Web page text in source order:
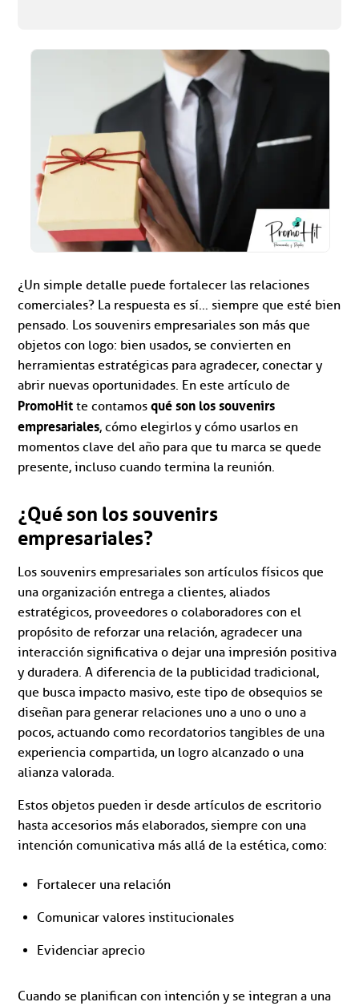
¿Un simple detalle puede fortalecer las relaciones
comerciales? La respuesta es sí… siempre que esté bien
pensado. Los souvenirs empresariales son más que
objetos con logo: bien usados, se convierten en
herramientas estratégicas para agradecer, conectar y
abrir nuevas oportunidades. En este artículo de
PromoHit te contamosqué son los souvenirs
empresariales, cómo elegirlos y cómo usarlos en
momentos clave del año para que tu marca se quede
presente, incluso cuando termina la reunión.
¿Qué son los souvenirs
empresariales?
Los souvenirs empresariales son artículos físicos que
una organización entrega a clientes, aliados
estratégicos, proveedores o colaboradores con el
propósito de reforzar una relación, agradecer una
interacción significativa o dejar una impresión positiva
y duradera. A diferencia de la publicidad tradicional,
que busca impacto masivo, este tipo de obsequios se
diseñan para generar relaciones uno a uno o uno a
pocos, actuando como recordatorios tangibles de una
experiencia compartida, un logro alcanzado o una
alianza valorada.
Estos objetos pueden ir desde artículos de escritorio
hasta accesorios más elaborados, siempre con una
intención comunicativa más allá de la estética, como:
Fortalecer una relación
Comunicar valores institucionales
Evidenciar aprecio
Cuando se planifican con intención y se integran a una